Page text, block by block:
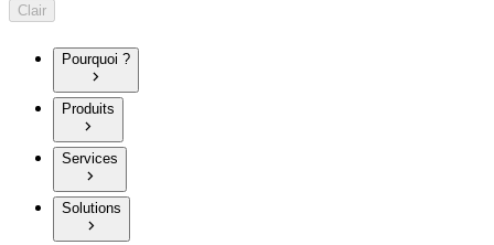
Clair
Pourquoi ?
Produits
Services
Solutions